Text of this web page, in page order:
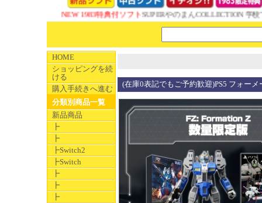
NEW 1983特典付ソフトSUPERやのまんCOLLECTION 学校であ
HOME
ショッピングを続
ける
購入手続きへ進む
分類別商品一覧
新品商品
┣
┣
┣Switch2
┣Switch
┣
┣
┣
(在庫0表記でもご予約歓迎)PS5 フォー